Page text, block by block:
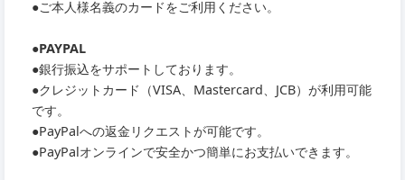
●ご本人様名義のカードをご利用ください。
●PAYPAL
●銀行振込をサポートしております。
●クレジットカード（VISA、Mastercard、JCB）が利用可能
です。
●PayPalへの返金リクエストが可能です。
●PayPalオンラインで安全かつ簡単にお支払いできます。